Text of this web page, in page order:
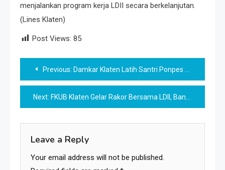
menjalankan program kerja LDII secara berkelanjutan.
(Lines Klaten)
Post Views: 85
Post
navigation
Previous: Damkar Klaten Latih Santri Ponpes An-Nur, LDII Ceper Dorong Pesantren Tangguh Bencana
Next: FKUB Klaten Gelar Rakor Bersama LDII, Bangun Komunikasi Demi Kerukunan
Leave a Reply
Your email address will not be published.